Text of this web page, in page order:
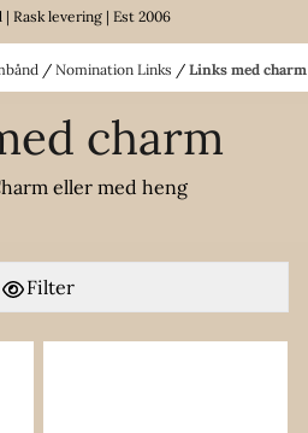
Rask levering | Est 2006
/ Nomination Links / Links med charm
charm
eller med heng
Filter